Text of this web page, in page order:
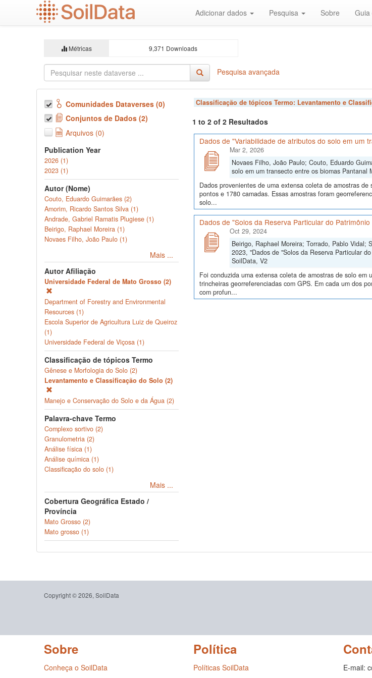
Adicionar dados Pesquisa Sobre Guia
Métricas 9,371 Downloads
Pesquisa avançada
Comunidades Dataverses (0)
Conjuntos de Dados (2)
Arquivos (0)
Publication Year
2026 (1)
2023 (1)
Autor (Nome)
Couto, Eduardo Guimarães (2)
Amorim, Ricardo Santos Silva (1)
Andrade, Gabriel Ramatis Plugiese (1)
Beirigo, Raphael Moreira (1)
Novaes Filho, João Paulo (1)
Mais ...
Autor Afiliação
Universidade Federal de Mato Grosso (2)
Department of Forestry and Environmental
Resources (1)
Escola Superior de Agricultura Luiz de Queiroz
(1)
Universidade Federal de Viçosa (1)
Classificação de tópicos Termo
Gênese e Morfologia do Solo (2)
Levantamento e Classificação do Solo (2)
Manejo e Conservação do Solo e da Água (2)
Palavra-chave Termo
Complexo sortivo (2)
Granulometria (2)
Análise física (1)
Análise química (1)
Classificação do solo (1)
Mais ...
Cobertura Geográfica Estado /
Província
Mato Grosso (2)
Mato grosso (1)
Classificação de tópicos Termo: Levantamento e
1 to 2 of 2 Resultados
Dados de "Variabilidade de atributos do solo em um
Mar 2, 2026
Novaes Filho, João Paulo; Couto, Eduardo
solo em um transecto entre os biomas Pantanal
Dados provenientes de uma extensa coleta de amostras
pontos e 1780 camadas. Essas amostras foram
solo...
Dados de "Solos da Reserva Particular do
Oct 29, 2024
Beirigo, Raphael Moreira; Torrado, Pablo Vidal;
2023, "Dados de "Solos da Reserva Particular
SoilData, V2
Foi conduzida uma extensa coleta de amostras de solo
trincheiras georreferenciadas com GPS. Em cada um dos
com profun...
Copyright © 2026, SoilData
Sobre
Conheça o SoilData
Política
Políticas SoilData E-mail: